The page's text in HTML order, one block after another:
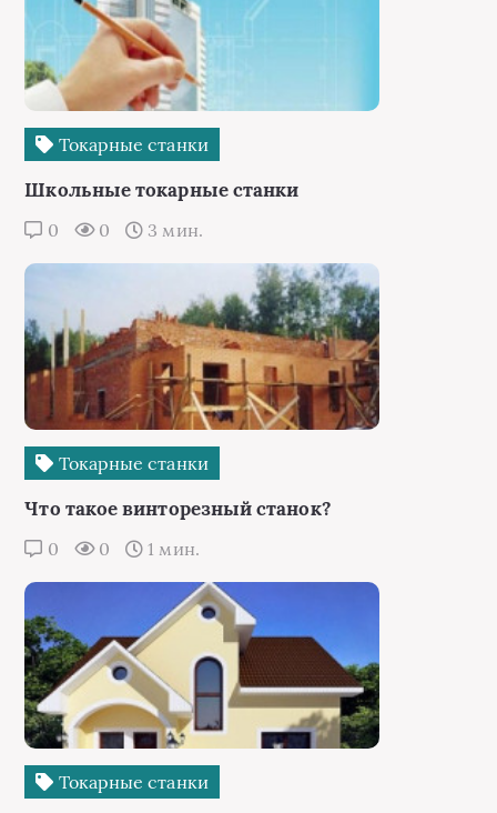
Токарные станки
Школьные токарные станки
0 0 3 мин.
Токарные станки
Что такое винторезный станок?
0 0 1 мин.
Токарные станки